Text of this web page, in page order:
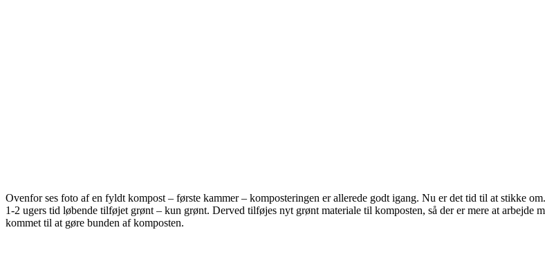
Ovenfor ses foto af en fyldt kompost – første kammer – komposteringen er allerede godt igang. Nu er det tid til at stikke
1-2 ugers tid løbende tilføjet grønt – kun grønt. Derved tilføjes nyt grønt materiale til komposten, så der er mere at arbejde
kommet til at gøre bunden af komposten.